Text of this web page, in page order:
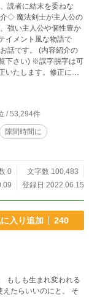
読者に結末を委ねな
強い主人公や個性豊か
イメント風な物語で
話です。 (内容紹介の
字脱字は可
いたします。修正によ
ラストA
/ 53,294件
隙間時間に
0
文字数 100,483
登録日 2022.06.15
入り追加 240
もしも生まれ変われる
らいいのにと。 そ